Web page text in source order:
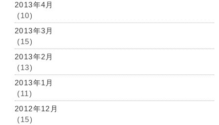
2013年4月
(10)
2013年3月
(15)
2013年2月
(13)
2013年1月
(11)
2012年12月
(15)